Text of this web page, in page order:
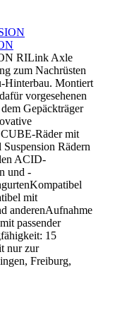
RILink Axle
zum Nachrüsten
Hinterbau. Montiert
vorgesehenen
Gepäckträger
Räder mit
Rädern
ACID-
und -
mit
anderenAufnahme
passender
15
nur zur
Freiburg,